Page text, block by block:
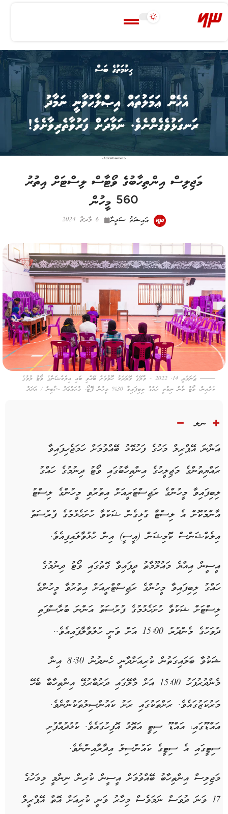
-Advertisement-
މަޖިލިސް އިންތިހާބުގެ ވޯޓާސް ލިސްޓަށް އިތުރު
560 މީހުން
އައިޝަތު ސަލީނާ 6 މާރޗް 2024
ޖަނަވަރީ 14, 2022 - މާލޭގެ މޭޔަރަކު ހޮވުމަށް ބޭއްވި ބައި އިލެކްޝަންގެ ވޯޓު ލުމުގެ
ތެރެއިން. ވޯޓު ލާން ނިކުތީ ހައްގު ލިބިފައިވާ 30% މީހުން ފޮޓޯ: މުހައްމަދު ޝާބިން / އަދަދު
ނލ
އަންނަ އޭޕްރިލް މަހުގެ ފަހުކޮޅު ބޭއްވުމަށް ހަމަޖެހިފައިވާ
ރައްޔިތުންގެ މަޖިލީހުގެ އިންތިހާބުގައި ވޯޓު ދިނުމުގެ ހައްގު
ލިބިފައިވާ މީހުންގެ ރަޖިސްޓަރީއަށް އިތުރުވި މީހުންގެ ލިސްޓު
އާންމުކޮށް އެ ލިސްޓާ ގުޅިގެން ޝަކުވާ ހުށަހެޅުމުގެ ފުރުސަތު
އިލެކްޝަންސް ކޮމިޝަން (އީސީ) އިން ހުޅުވާލައިފިއެވެ.
އީސީން އިއްޔެ މައުލޫމާތު ދީފައިވާ ގޮތުގައި ވޯޓު ދިނުމުގެ
ހައްގު ލިބިފައިވާ މީހުންގެ ރަޖިސްޓްރީއަށް އިތުރުވާ މީހުންގެ
ލިސްޓަށް ޝަކުވާ ހުށަހެޅުމުގެ ފުރުސަތު އަންނަ ބުރާސްފަތި
ދުވަހުގެ މެންދުރު 15:00 އަށް ވަނީ ހުލުވާލާފައިއެވެ..
ޝަކުވާ ބަލައިގަތުން ކުރިއަށްދާނީ ހެނދުނު 8:30 އިން
މެންދުރުފަހު 15:00 އަށް މާލޭގައި ދަރުބާރުގޭ އިންތިހާބާ ބެހޭ
މަރުކަޒުގައެވެ. ރަށްތަކުގައި ރަށު ކައުންސިލުތަކުންނެވެ.
އައްޑޫގައި، އައްޑޫ ސިޓީ އަތޮޅު އޮފިހުގައެވެ. ކުޅުދުއްފުށި
ސިޓީގައި އެ ސިޓީގެ ކައުންސިލު އިދާރާއިންނެވެ.
މަޖިލިސް އިންތިހާބު ބޭއްވުމަށް އީސީން ކުރިން ނިންމީ މިމަހުގެ
17 ވަނަ ދުވަސް ނަމަވެސް މިހާރު ވަނީ ކުރިއަށް އޮތް އޭޕްރީލް